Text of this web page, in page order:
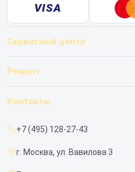
VISA
Сервисный центр
О нашем сервисе
Срочный ремонт
Доставка и способы оплаты
Ремонт
ИБП
Контакты
+7 (495) 128-27-43
г. Москва, ул. Вавилова 3